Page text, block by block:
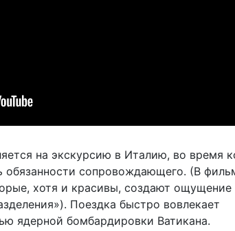
на экскурсию в Италию, во время
сопровождающего. (В
хотя и красивы, создают ощущение
Поездка быстро вовлекает
ядерной бомбардировки Ватикана.